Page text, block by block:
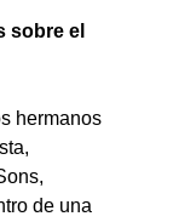
sobre el
hermanos
de una